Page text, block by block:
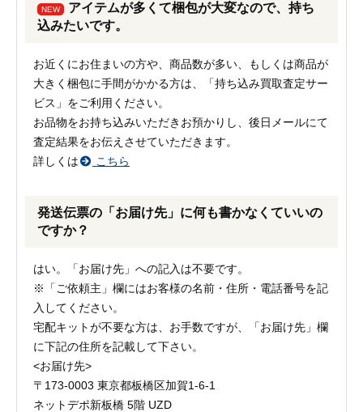
NEW
アイテムが多くて梱包が大変なので、持ち
込みたいです。
お近くにお住まいの方や、商品数が多い、もしくは商品が
大きく梱包に手間がかかる方は、「持ち込み買取査定サー
ビス」をご利用ください。
お品物をお持ち込みいただきお預かりし、後日メールにて
査定結果をお伝えさせていただきます。
詳しくは
こちら
発送伝票の「お届け先」に何も書かなくていいの
ですか？
はい。「お届け先」への記入は不要です。
※「ご依頼主」欄にはお客様の名前・住所・電話番号を記
入してください。
宅配キットが不要な方は、お手数ですが、「お届け先」欄
に下記の住所を記載して下さい。
<お届け先>
〒173-0003 東京都板橋区加賀1-6-1
ネットデポ新板橋 5階 UZD